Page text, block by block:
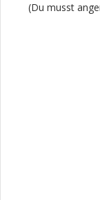
(Du musst